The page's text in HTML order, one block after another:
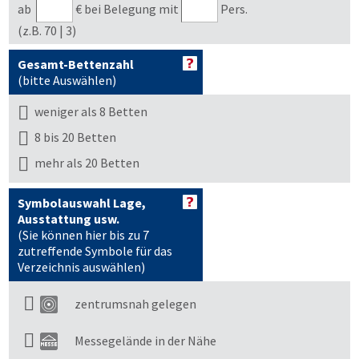
ab € bei Belegung mit
Pers.
(z.B. 70 | 3)
Gesamt-Bettenzahl
(bitte Auswählen)
weniger als 8 Betten
8 bis 20 Betten
mehr als 20 Betten
Symbolauswahl Lage,
Ausstattung usw.
(Sie können hier bis zu 7
zutreffende Symbole für das
Verzeichnis auswählen)
zentrumsnah gelegen
Messegelände in der Nähe